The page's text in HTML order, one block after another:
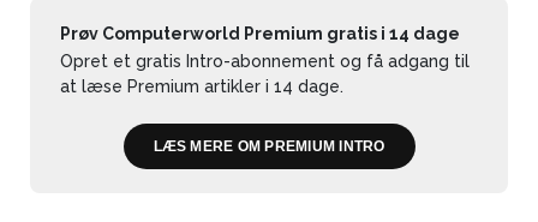
Prøv Computerworld Premium gratis i 14 dage
Opret et gratis Intro-abonnement og få adgang til
at læse Premium artikler i 14 dage.
LÆS MERE OM PREMIUM INTRO